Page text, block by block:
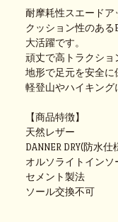
耐摩耗性スエードア
クッション性のある
大活躍です。
頑丈で高トラクショ
地形で足元を安全に
軽登山やハイキング
【商品特徴】
天然レザー
DANNER DRY(防水仕
オルソライトインソ
セメント製法
ソール交換不可